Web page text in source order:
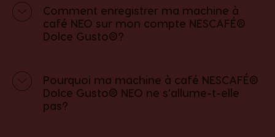
Comment enregistrer ma machine à
café NEO sur mon compte NESCAFÉ®
Dolce Gusto®?
Pourquoi ma machine à café NESCAFÉ®
Dolce Gusto® NEO ne s'allume-t-elle
pas?